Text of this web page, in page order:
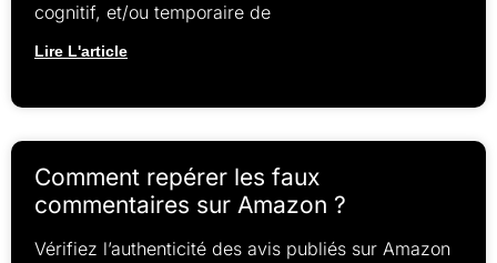
cognitif, et/ou temporaire de
Lire L'article
Comment repérer les faux
commentaires sur Amazon ?
Vérifiez l’authenticité des avis publiés sur Amazon